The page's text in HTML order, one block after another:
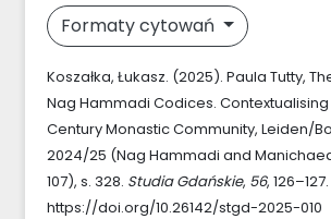
Formaty cytowań
Koszałka, Łukasz. (2025). Paula Tutty,
Nag Hammadi Codices.
Century Monastic Community, Leiden/
2024/25 (Nag Hammadi and
107), s. 328. Studia Gdańskie, 56, 126–127.
https://doi.org/10.26142/stgd-2025-010